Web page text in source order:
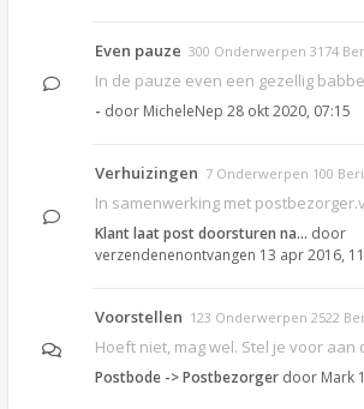
Even pauze 300 Onderwerpen 3174
In de pauze even een gezellig
- door MicheleNep 28 okt 2020, 07:15
Verhuizingen 7 Onderwerpen 100
In samenwerking met
Klant laat post doorsturen na… door
verzendenenontvangen 13 apr 2016,
Voorstellen 123 Onderwerpen 2522
Hoeft niet, mag wel. Stel je voor aan
Postbode -> Postbezorger door Mark